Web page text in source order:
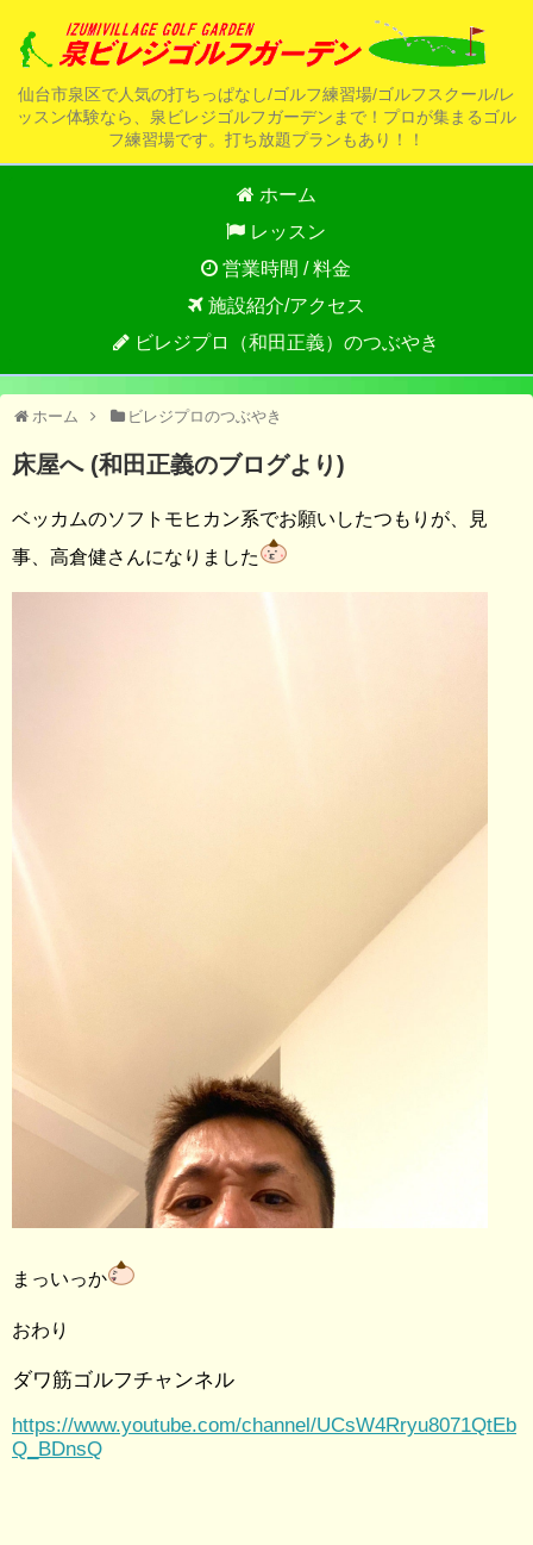
仙台市泉区で人気の打ちっぱなし/ゴルフ練習場/ゴルフスクール/レ
ッスン体験なら、泉ビレジゴルフガーデンまで！プロが集まるゴル
フ練習場です。打ち放題プランもあり！！
ホーム
レッスン
営業時間 / 料金
施設紹介/アクセス
ビレジプロ（和田正義）のつぶやき
ホーム ビレジプロのつぶやき
床屋へ (和田正義のブログより)
ベッカムのソフトモヒカン系でお願いしたつもりが、見
事、高倉健さんになりました
まっいっか
おわり
ダワ筋ゴルフチャンネル
https://www.youtube.com/channel/UCsW4Rryu8071QtEb
Q_BDnsQ